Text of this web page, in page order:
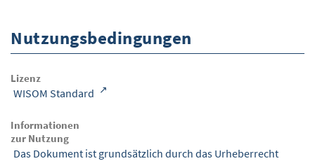
Nutzungsbedingungen
Lizenz
WISOM Standard
Informationen
zur Nutzung
Das Dokument ist grundsätzlich durch das Urheberrecht